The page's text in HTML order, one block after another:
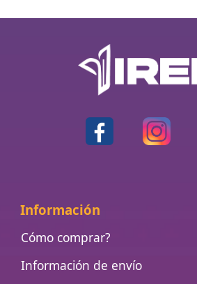
Información
Cómo comprar?
Información de envío